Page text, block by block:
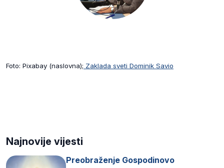
Foto: Pixabay (naslovna); Zaklada sveti Dominik Savio
Najnovije vijesti
Preobraženje Gospodinovo